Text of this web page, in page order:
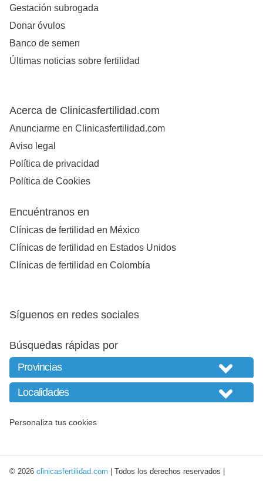
Gestación subrogada
Donar óvulos
Banco de semen
Últimas noticias sobre fertilidad
Acerca de Clinicasfertilidad.com
Anunciarme en Clinicasfertilidad.com
Aviso legal
Política de privacidad
Política de Cookies
Encuéntranos en
Clínicas de fertilidad en México
Clínicas de fertilidad en Estados Unidos
Clínicas de fertilidad en Colombia
Síguenos en redes sociales
Búsquedas rápidas por
Personaliza tus cookies
© 2026 clinicasfertilidad.com | Todos los derechos reservados |